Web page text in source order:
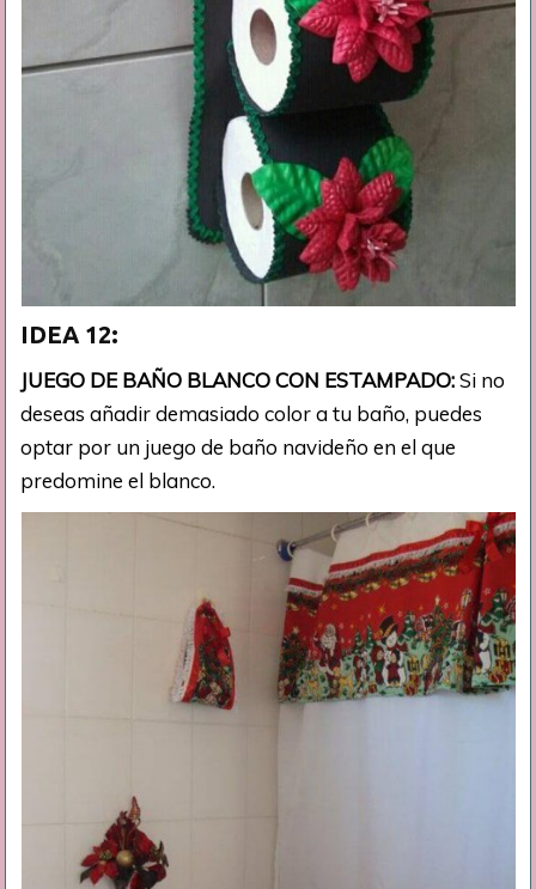
IDEA 12:
JUEGO DE BAÑO BLANCO CON ESTAMPADO:Si no
deseas añadir demasiado color a tu baño, puedes
optar por un juego de baño navideño en el que
predomine el blanco.